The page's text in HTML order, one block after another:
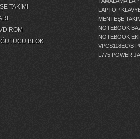
TAKIMI
ROM
BLOK
LAPTOP
MENTEŞE
NOTEBOOK
NOTEBOOK
VPCS118EC/B
L775 POWER